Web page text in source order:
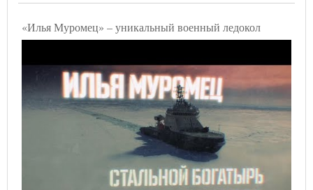
«Илья Муромец» – уникальный военный ледокол